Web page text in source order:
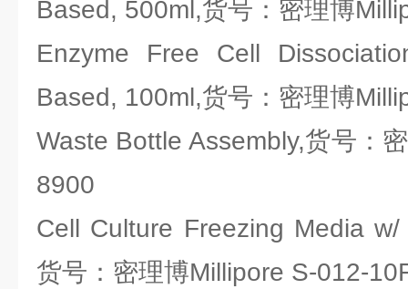
Based, 500ml,货号：密理博
Enzyme Free Cell
Based, 100ml,货号：密理博
Waste Bottle Assembly,货号：
8900
Cell Culture Freezing Media
货号：密理博Millipore S-012-